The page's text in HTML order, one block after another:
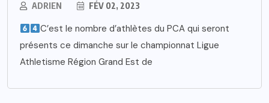
ADRIEN FÉV 02, 2023
C’est le nombre d’athlètes du PCA qui seront
présents ce dimanche sur le championnat Ligue
Athletisme Région Grand Est de